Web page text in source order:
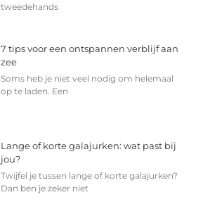
tweedehands
7 tips voor een ontspannen verblijf aan
zee
Soms heb je niet veel nodig om helemaal
op te laden. Een
Lange of korte galajurken: wat past bij
jou?
Twijfel je tussen lange of korte galajurken?
Dan ben je zeker niet